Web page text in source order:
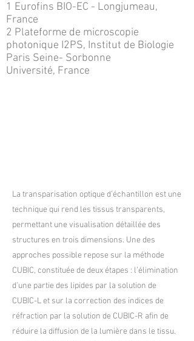
1 Eurofins BIO-EC - Longjumeau,
France
2 Plateforme de microscopie
photonique I2PS, Institut de Biologie
Paris Seine- Sorbonne
Université, France
La transparisation optique d’échantillon est une
technique qui rend les tissus transparents,
permettant une visualisation détaillée des
structures en trois dimensions. Une des
approches possible repose sur la méthode
CUBIC, constituée de deux étapes : l’élimination
d’une partie des lipides par la solution de
CUBIC-L et sur la correction des indices de
réfraction par la solution de CUBIC-R afin de
réduire la diffusion de la lumière dans le tissu.